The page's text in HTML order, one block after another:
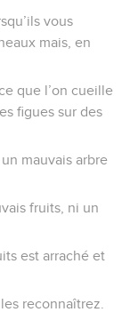
vous
mais, en
que l’on cueille
figues sur des
mauvais arbre
fruits, ni un
est arraché et
reconnaîtrez.